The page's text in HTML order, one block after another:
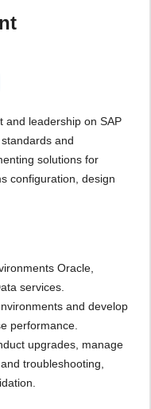
and leadership on SAP
and
solutions for
configuration, design
Oracle,
services.
and develop
performance.
upgrades, manage
troubleshooting,